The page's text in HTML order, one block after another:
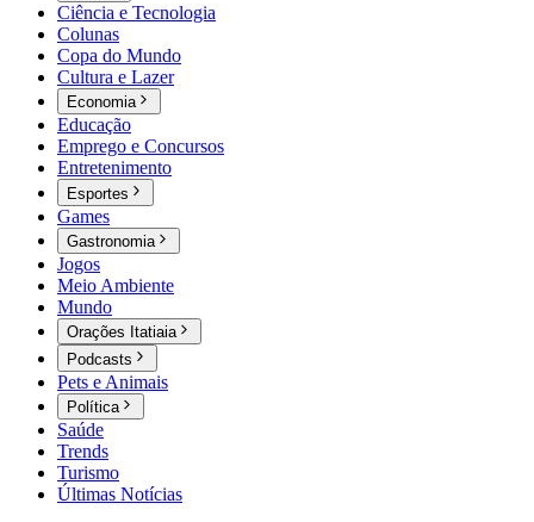
Ciência e Tecnologia
Colunas
Copa do Mundo
Cultura e Lazer
Economia
Educação
Emprego e Concursos
Entretenimento
Esportes
Games
Gastronomia
Jogos
Meio Ambiente
Mundo
Orações Itatiaia
Podcasts
Pets e Animais
Política
Saúde
Trends
Turismo
Últimas Notícias